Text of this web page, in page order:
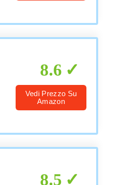
8.6
Vedi Prezzo Su
Amazon
8.5